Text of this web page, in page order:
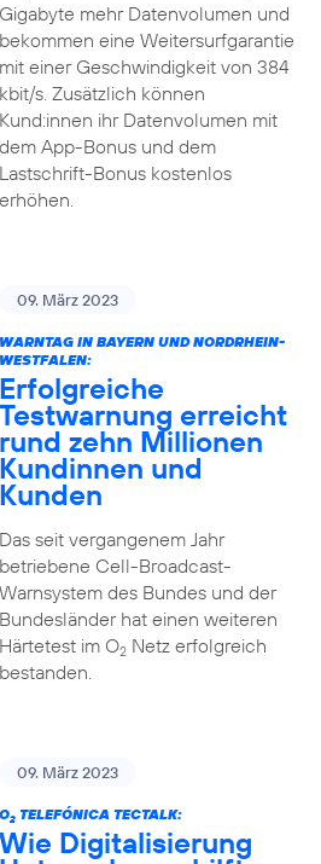
Gigabyte mehr Datenvolumen und
bekommen eine Weitersurfgarantie
mit einer Geschwindigkeit von 384
kbit/s. Zusätzlich können
Kund:innen ihr Datenvolumen mit
dem App-Bonus und dem
Lastschrift-Bonus kostenlos
erhöhen.
09. März 2023
WARNTAG IN BAYERN UND NORDRHEIN-
WESTFALEN:
Erfolgreiche
Testwarnung erreicht
rund zehn Millionen
Kundinnen und
Kunden
Das seit vergangenem Jahr
betriebene Cell-Broadcast-
Warnsystem des Bundes und der
Bundesländer hat einen weiteren
Härtetest im O2Netz erfolgreich
bestanden.
09. März 2023
O2TELEFÓNICA TECTALK:
Wie Digitalisierung